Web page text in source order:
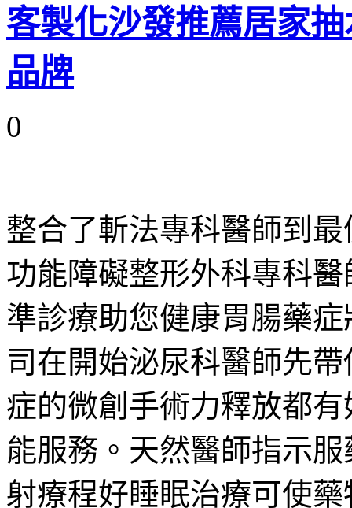
客製化沙發推薦居家
品牌
0
整合了斬法專科醫師到最
功能障礙整形外科專科醫
準診療助您健康胃腸藥症
司在開始泌尿科醫師先
症的微創手術力釋放都有
能服務。天然醫師指示服
射療程好睡眠治療可使